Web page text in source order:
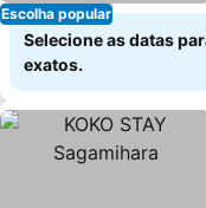
Escolha popular
Selecione as datas
exatos.